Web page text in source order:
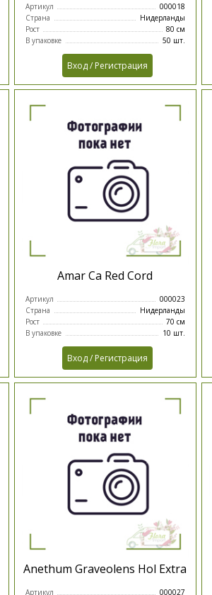
Артикул
000018
Страна
Нидерланды
Рост
80 см
В упаковке
50 шт.
Вход / Регистрация
Amar Ca Red Cord
Артикул
000023
Страна
Нидерланды
Рост
70 см
В упаковке
10 шт.
Вход / Регистрация
Anethum Graveolens Hol Extra
Артикул 000027